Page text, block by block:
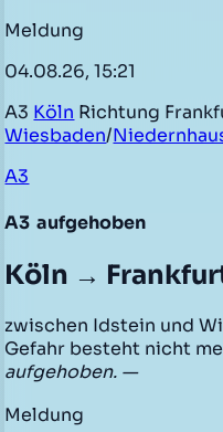
Meldung
04.08.26, 15:21
A3 Köln Richtung
Wiesbaden/
A3
A3 aufgehoben
Köln →
zwischen Idstein und
Gefahr besteht nicht
aufgehoben. —
Meldung